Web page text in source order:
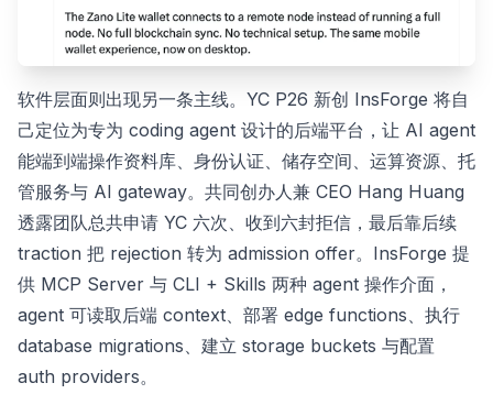
软件层面则出现另一条主线。YC P26 新创 InsForge 将自
己定位为专为 coding agent 设计的后端平台，让 AI agent
能端到端操作资料库、身份认证、储存空间、运算资源、托
管服务与 AI gateway。共同创办人兼 CEO Hang Huang
透露团队总共申请 YC 六次、收到六封拒信，最后靠后续
traction 把 rejection 转为 admission offer。InsForge 提
供 MCP Server 与 CLI + Skills 两种 agent 操作介面，
agent 可读取后端 context、部署 edge functions、执行
database migrations、建立 storage buckets 与配置
auth providers。